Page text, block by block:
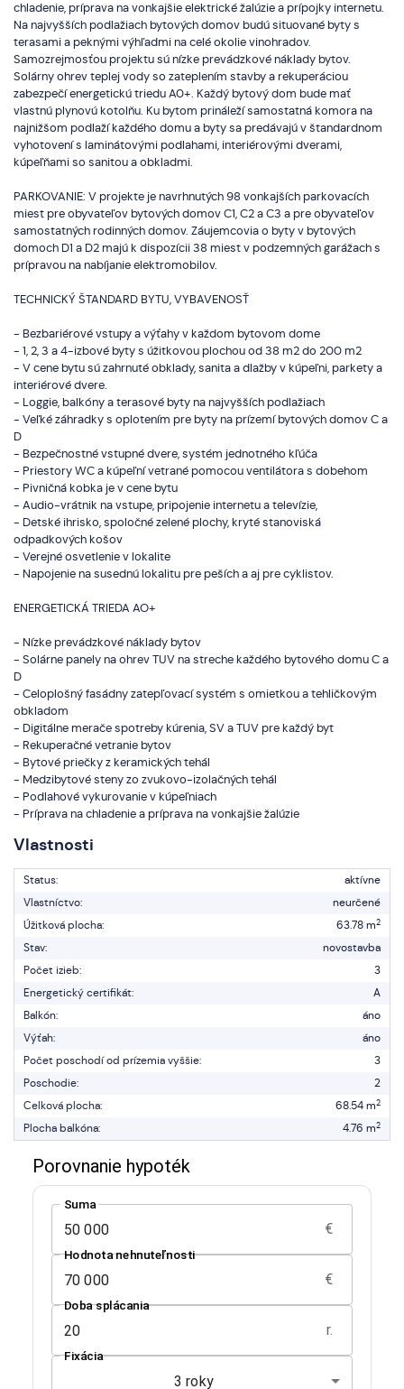
chladenie, príprava na vonkajšie elektrické žalúzie a prípojky internetu.
Na najvyšších podlažiach bytových domov budú situované byty s
terasami a peknými výhľadmi na celé okolie vinohradov.
Samozrejmosťou projektu sú nízke prevádzkové náklady bytov.
Solárny ohrev teplej vody so zateplením stavby a rekuperáciou
zabezpečí energetickú triedu A0+. Každý bytový dom bude mať
vlastnú plynovú kotolňu. Ku bytom prináleží samostatná komora na
najnižšom podlaží každého domu a byty sa predávajú v štandardnom
vyhotovení s laminátovými podlahami, interiérovými dverami,
kúpeľňami so sanitou a obkladmi.
PARKOVANIE: V projekte je navrhnutých 98 vonkajších parkovacích
miest pre obyvateľov bytových domov C1, C2 a C3 a pre obyvateľov
samostatných rodinných domov. Záujemcovia o byty v bytových
domoch D1 a D2 majú k dispozícii 38 miest v podzemných garážach s
prípravou na nabíjanie elektromobilov.
TECHNICKÝ ŠTANDARD BYTU, VYBAVENOSŤ
- Bezbariérové vstupy a výťahy v každom bytovom dome
- 1, 2, 3 a 4-izbové byty s úžitkovou plochou od 38 m2 do 200 m2
- V cene bytu sú zahrnuté obklady, sanita a dlažby v kúpeľni, parkety a
interiérové dvere.
- Loggie, balkóny a terasové byty na najvyšších podlažiach
- Veľké záhradky s oplotením pre byty na prízemí bytových domov C a
D
- Bezpečnostné vstupné dvere, systém jednotného kľúča
- Priestory WC a kúpeľní vetrané pomocou ventilátora s dobehom
- Pivničná kobka je v cene bytu
- Audio-vrátnik na vstupe, pripojenie internetu a televízie,
- Detské ihrisko, spoločné zelené plochy, kryté stanoviská
odpadkových košov
- Verejné osvetlenie v lokalite
- Napojenie na susednú lokalitu pre peších a aj pre cyklistov.
ENERGETICKÁ TRIEDA AO+
- Nízke prevádzkové náklady bytov
- Solárne panely na ohrev TUV na streche každého bytového domu C a
D
- Celoplošný fasádny zatepľovací systém s omietkou a tehličkovým
obkladom
- Digitálne merače spotreby kúrenia, SV a TUV pre každý byt
- Rekuperačné vetranie bytov
- Bytové priečky z keramických tehál
- Medzibytové steny zo zvukovo-izolačných tehál
- Podlahové vykurovanie v kúpeľniach
- Príprava na chladenie a príprava na vonkajšie žalúzie
Vlastnosti
Status:
aktívne
Vlastníctvo:
neurčené
Úžitková plocha:
63.78 m2
Stav:
novostavba
Počet izieb:
3
Energetický certifikát:
A
Balkón:
áno
Výťah:
áno
Počet poschodí od prízemia vyššie:
3
Poschodie:
2
Celková plocha:
68.54 m2
Plocha balkóna: 4.76 m2